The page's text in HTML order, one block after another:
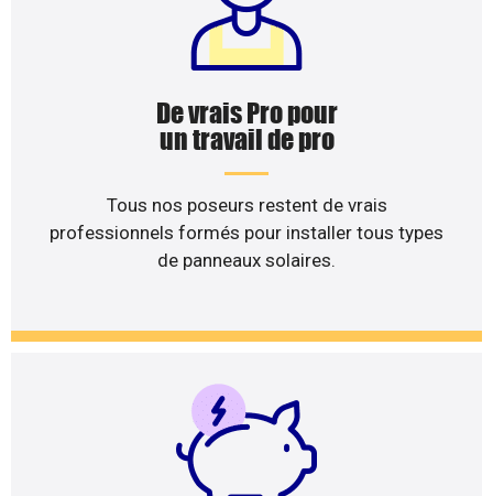
De vrais Pro pour
un travail de pro
Tous nos poseurs restent de vrais
professionnels formés pour installer tous types
de panneaux solaires.